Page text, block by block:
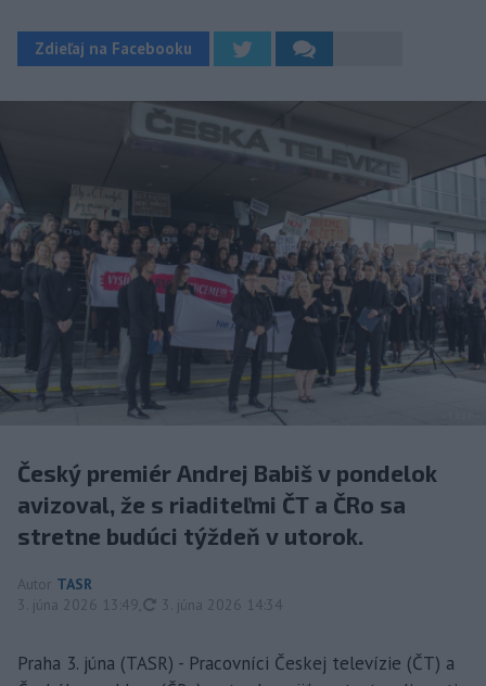
Zdieľaj na Facebooku
Český premiér Andrej Babiš v pondelok
avizoval, že s riaditeľmi ČT a ČRo sa
stretne budúci týždeň v utorok.
Autor TASR
3. júna 2026 13:49
aktualizované
3. júna 2026 14:34
Praha 3. júna (TASR) - Pracovníci Českej televízie (ČT) a